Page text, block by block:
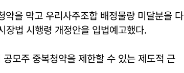
을 막고 우리사주조합 배정물량 미달분을 다
장법 시행령 개정안을 입법예고했다.
모주 중복청약을 제한할 수 있는 제도적 근